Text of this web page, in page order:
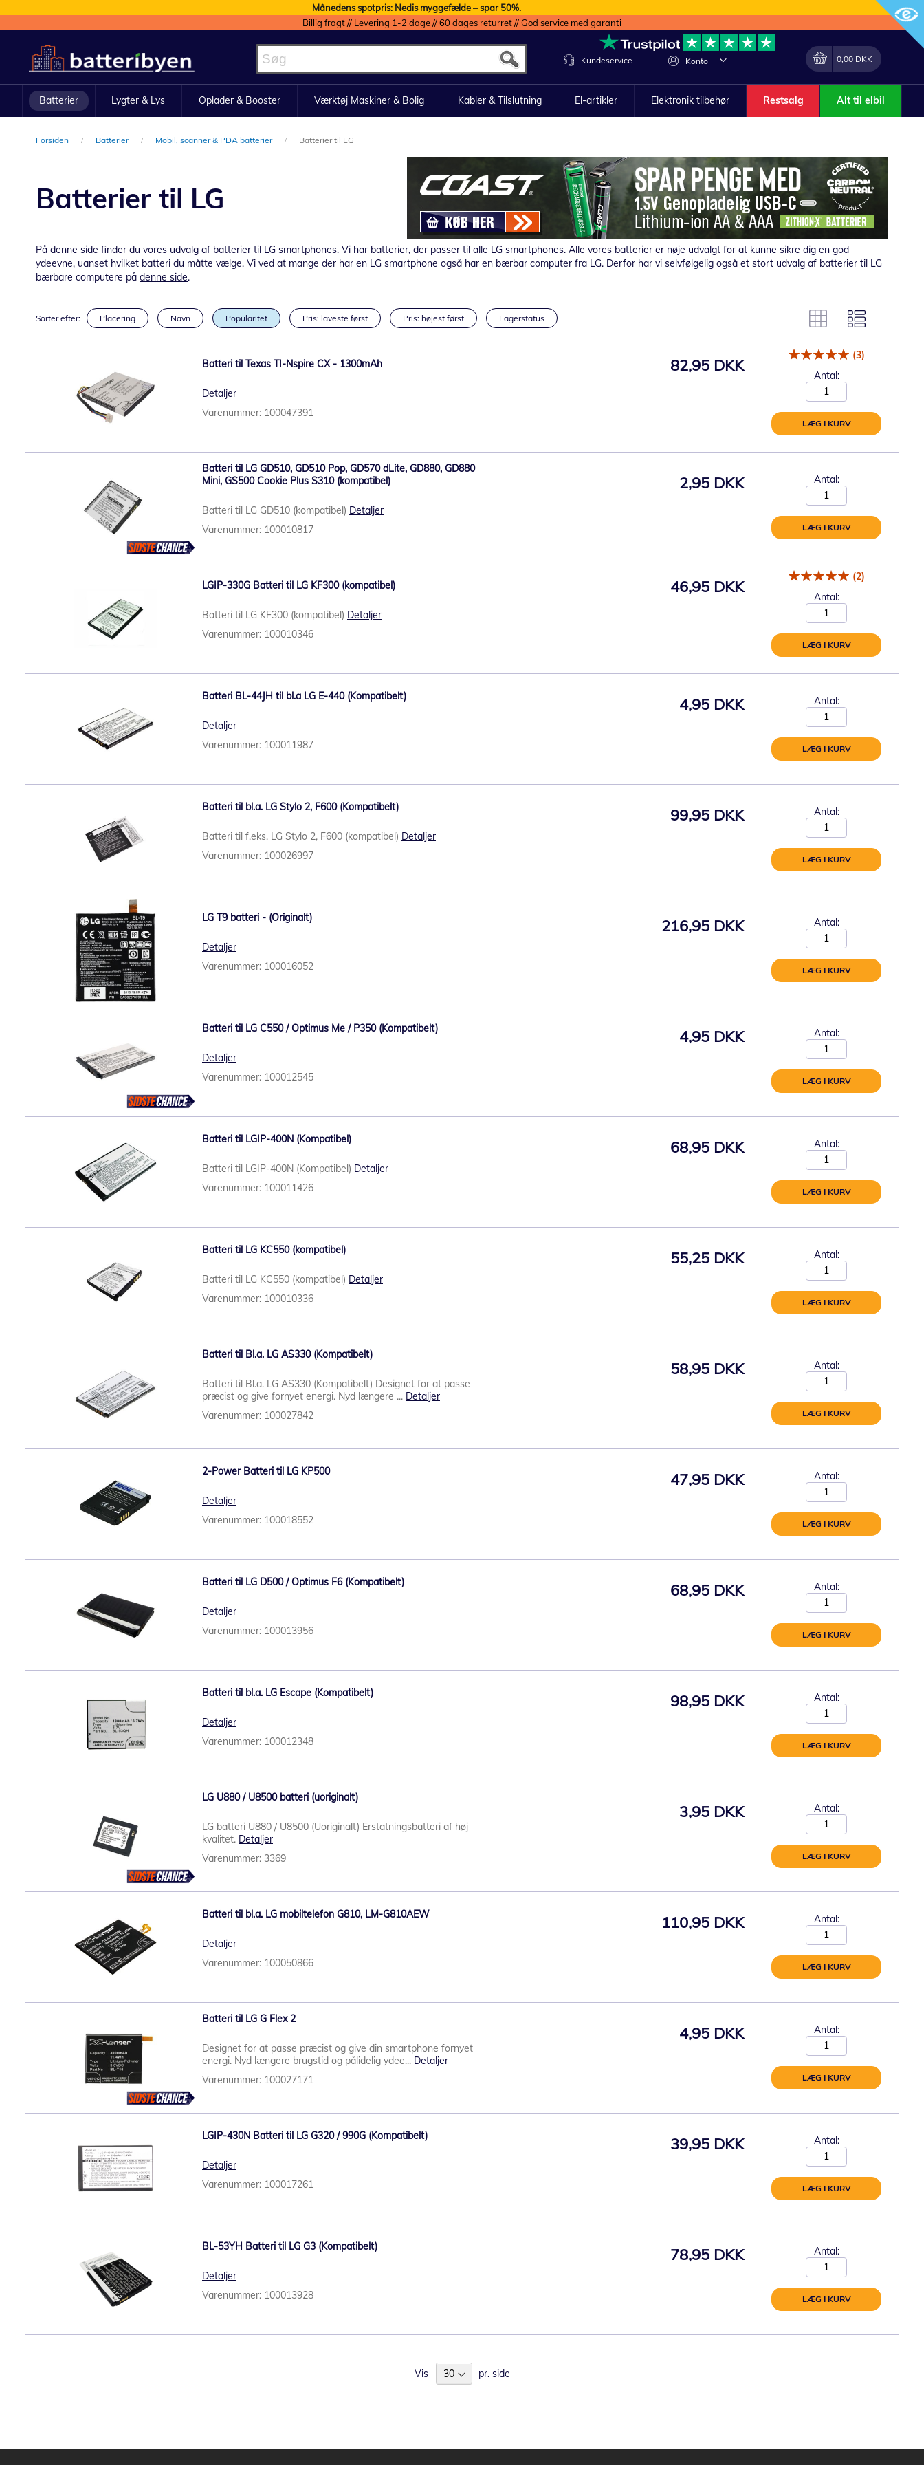
Månedens spotpris: Nedis myggefælde – spar 50%.
Billig fragt // Levering 1-2 dage // 60 dages returret // God service med garanti
to
Content
Konto
Lave
Min indkøbskurv
0,00 DKK
Kundeservice
Batterier Lygter & Lys Oplader & Booster Værktøj Maskiner & Bolig Kabler & Tilslutning El-artikler Elektronik tilbehør Restsalg Alt til elbil
Forsiden Batterier Mobil, scanner & PDA batterier Batterier til LG
Batterier til LG
På denne side finder du vores udvalg af batterier til LG smartphones. Vi har batterier, der passer til alle LG smartphones. Alle vores batterier er nøje udvalgt for at kunne sikre dig en god
ydeevne, uanset hvilket batteri du måtte vælge. Vi ved at mange der har en LG smartphone også har en bærbar computer fra LG. Derfor har vi selvfølgelig også et stort udvalg af batterier til LG
bærbare computere på denne side.
Sorter efter: Placering Navn Popularitet Pris: laveste først Pris: højest først Lagerstatus
Batteri til Texas TI-Nspire CX - 1300mAh
Detaljer
Varenummer: 100047391
82,95 DKK
(3)
Antal:
LÆG I KURV
Batteri til LG GD510, GD510 Pop, GD570 dLite, GD880, GD880
Mini, GS500 Cookie Plus S310 (kompatibel)
Batteri til LG GD510 (kompatibel) Detaljer
Varenummer: 100010817
2,95 DKK Antal:
LÆG I KURV
LGIP-330G Batteri til LG KF300 (kompatibel)
Batteri til LG KF300 (kompatibel) Detaljer
Varenummer: 100010346
46,95 DKK
(2)
Antal:
LÆG I KURV
Batteri BL-44JH til bl.a LG E-440 (Kompatibelt)
Detaljer
Varenummer: 100011987
4,95 DKK Antal:
LÆG I KURV
Batteri til bl.a. LG Stylo 2, F600 (Kompatibelt)
Batteri til f.eks. LG Stylo 2, F600 (kompatibel) Detaljer
Varenummer: 100026997
99,95 DKK Antal:
LÆG I KURV
LG T9 batteri - (Originalt)
Detaljer
Varenummer: 100016052
216,95 DKK Antal:
LÆG I KURV
Batteri til LG C550 / Optimus Me / P350 (Kompatibelt)
Detaljer
Varenummer: 100012545
4,95 DKK Antal:
LÆG I KURV
Batteri til LGIP-400N (Kompatibel)
Batteri til LGIP-400N (Kompatibel) Detaljer
Varenummer: 100011426
68,95 DKK Antal:
LÆG I KURV
Batteri til LG KC550 (kompatibel)
Batteri til LG KC550 (kompatibel) Detaljer
Varenummer: 100010336
55,25 DKK Antal:
LÆG I KURV
Batteri til Bl.a. LG AS330 (Kompatibelt)
Batteri til Bl.a. LG AS330 (Kompatibelt) Designet for at passe
præcist og give fornyet energi. Nyd længere ... Detaljer
Varenummer: 100027842
58,95 DKK Antal:
LÆG I KURV
2-Power Batteri til LG KP500
Detaljer
Varenummer: 100018552
47,95 DKK Antal:
LÆG I KURV
Batteri til LG D500 / Optimus F6 (Kompatibelt)
Detaljer
Varenummer: 100013956
68,95 DKK Antal:
LÆG I KURV
Batteri til bl.a. LG Escape (Kompatibelt)
Detaljer
Varenummer: 100012348
98,95 DKK Antal:
LÆG I KURV
LG U880 / U8500 batteri (uoriginalt)
LG batteri U880 / U8500 (Uoriginalt) Erstatningsbatteri af høj
kvalitet. Detaljer
Varenummer: 3369
3,95 DKK Antal:
LÆG I KURV
Batteri til bl.a. LG mobiltelefon G810, LM-G810AEW
Detaljer
Varenummer: 100050866
110,95 DKK Antal:
LÆG I KURV
Batteri til LG G Flex 2
Designet for at passe præcist og give din smartphone fornyet
energi. Nyd længere brugstid og pålidelig ydee... Detaljer
Varenummer: 100027171
4,95 DKK Antal:
LÆG I KURV
LGIP-430N Batteri til LG G320 / 990G (Kompatibelt)
Detaljer
Varenummer: 100017261
39,95 DKK Antal:
LÆG I KURV
BL-53YH Batteri til LG G3 (Kompatibelt)
Detaljer
Varenummer: 100013928
78,95 DKK Antal:
LÆG I KURV
Vis pr. side